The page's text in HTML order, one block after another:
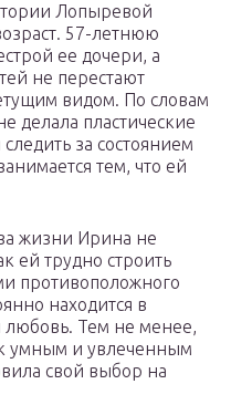
Лопыревой
57-летнюю
ее дочери, а
не перестают
видом. По словам
делала пластические
за состоянием
тем, что ей
жизни Ирина не
ей трудно строить
противоположного
находится в
любовь. Тем не менее,
умным и увлеченным
свой выбор на